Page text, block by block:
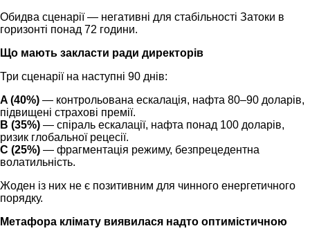
Обидва сценарії — негативні для стабільності Затоки в
горизонті понад 72 години.
Що мають закласти ради директорів
Три сценарії на наступні 90 днів:
A (40%) — контрольована ескалація, нафта 80–90 доларів,
підвищені страхові премії.
B (35%) — спіраль ескалації, нафта понад 100 доларів,
ризик глобальної рецесії.
C (25%) — фрагментація режиму, безпрецедентна
волатильність.
Жоден із них не є позитивним для чинного енергетичного
порядку.
Метафора клімату виявилася надто оптимістичною